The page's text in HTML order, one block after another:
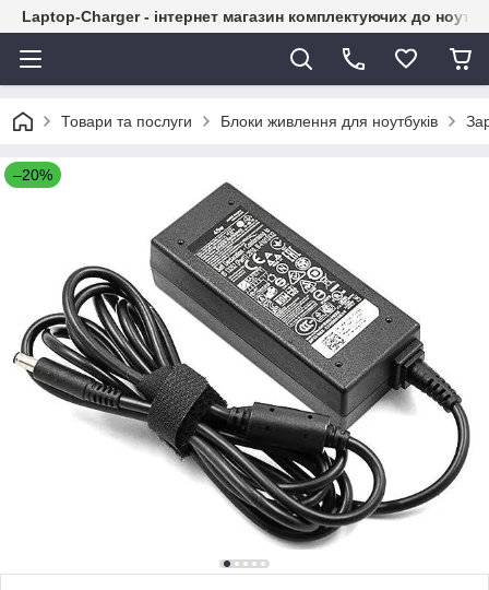
Laptop-Charger - інтернет магазин комплектуючих до
Товари та послуги Блоки живлення для ноутбуків
–20%